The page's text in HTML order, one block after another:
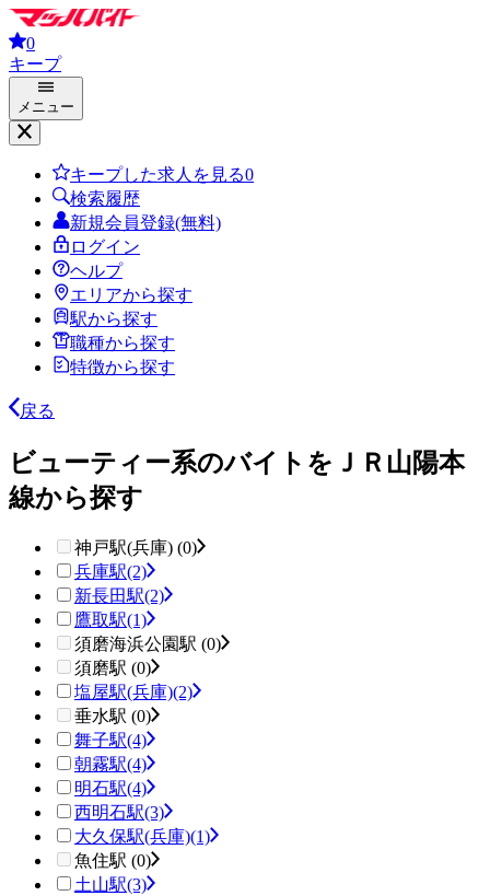
0
キープ
メニュー
キープした求人を見る0
検索履歴
新規会員登録(無料)
ログイン
ヘルプ
エリアから探す
駅から探す
職種から探す
特徴から探す
戻る
ビューティー系のバイトをＪＲ山陽本
線から探す
神戸駅(兵庫) (0)
兵庫駅(2)
新長田駅(2)
鷹取駅(1)
須磨海浜公園駅 (0)
須磨駅 (0)
塩屋駅(兵庫)(2)
垂水駅 (0)
舞子駅(4)
朝霧駅(4)
明石駅(4)
西明石駅(3)
大久保駅(兵庫)(1)
魚住駅 (0)
土山駅(3)